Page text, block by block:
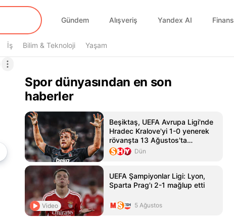
Gündem Alışveriş Yandex AI Finans
İş Bilim & Teknoloji Yaşam
Spor dünyasından en son
haberler
Beşiktaş, UEFA Avrupa Ligi'nde
Hradec Kralove'yi 1-0 yenerek
rövanşta 13 Ağustos'ta
karşılaşacak
Dün
Video
UEFA Şampiyonlar Ligi: Lyon,
Sparta Prag'ı 2-1 mağlup etti
5 Ağustos